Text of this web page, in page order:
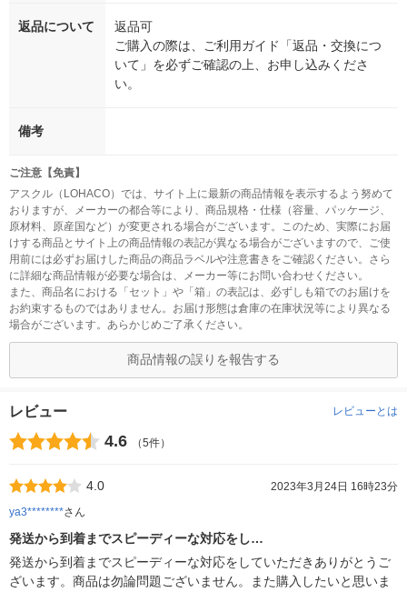
返品について
返品可
ご購入の際は、ご利用ガイド「返品・交換につ
いて」を必ずご確認の上、お申し込みくださ
い。
備考
ご注意【免責】
アスクル（LOHACO）では、サイト上に最新の商品情報を表示するよう努めて
おりますが、メーカーの都合等により、商品規格・仕様（容量、パッケージ、
原材料、原産国など）が変更される場合がございます。このため、実際にお届
けする商品とサイト上の商品情報の表記が異なる場合がございますので、ご使
用前には必ずお届けした商品の商品ラベルや注意書きをご確認ください。さら
に詳細な商品情報が必要な場合は、メーカー等にお問い合わせください。
また、商品名における「セット」や「箱」の表記は、必ずしも箱でのお届けを
お約束するものではありません。お届け形態は倉庫の在庫状況等により異なる
場合がございます。あらかじめご了承ください。
商品情報の誤りを報告する
レビュー レビューとは
4.6 （5件）
4.0
2023年3月24日 16時23分
ya3********さん
発送から到着までスピーディーな対応をし…
発送から到着までスピーディーな対応をしていただきありがとうご
ざいます。商品は勿論問題ございません。また購入したいと思いま